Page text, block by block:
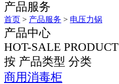
产品服务
首页 > 产品服务 > 电压力锅
产品中心
HOT-SALE PRODUCT
按 产品类型 分类
商用消毒柜